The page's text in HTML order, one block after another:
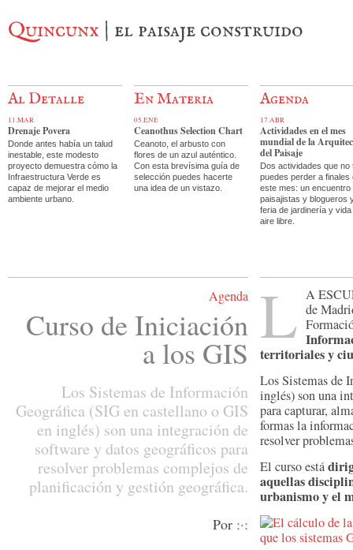
Quincunx | el paisaje construido
Al Detalle
11.MAR
Drenaje Povera
Donde antes había un talud
inestable, este modesto
proyecto demuestra cómo la
Infraestructura Verde es
capaz de mejorar el medio
ambiente urbano.
En Materia
05.ENE
Ceanothus Selection Chart
Ceanoto, el arbusto con
flores de un azul auténtico.
Con esta brevísima guía de
selección puedes hacerte
una idea de un vistazo.
Agenda
17.ABR
Actividades en el mes
mundial de la
del Paisaje
Dos actividades que no
puedes perder a finales
este mes: un encuentro
paisajistas y blogueros
feria de jardinería y vida
aire libre.
Agenda
Curso de Iniciación
a los GIS
Los Sistemas de Información
Geográfica (SIG en castellano o GIS
en inglés) son una integración de
software y datos geográficos para
resolver problemas complejos de
planificación y gestión geográfica.
Por :·:
L a
de
territoriales y
Los Sistemas de
inglés) son una
para capturar,
formas la
resolver
El curso está
aquellas
urbanismo y el